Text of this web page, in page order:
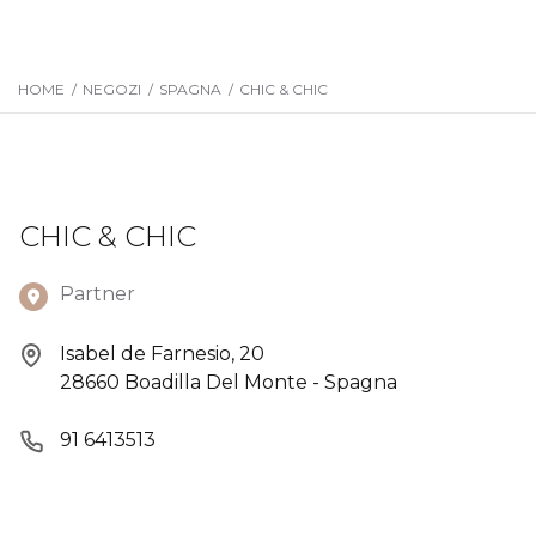
HOME / NEGOZI / SPAGNA / CHIC & CHIC
CHIC & CHIC
Partner
Isabel de Farnesio, 20
28660 Boadilla Del Monte - Spagna
91 6413513